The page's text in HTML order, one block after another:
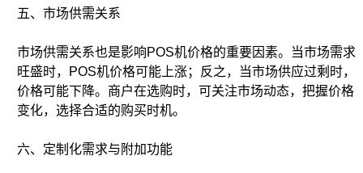
五、市场供需关系
市场供需关系也是影响POS机价格的重要因素。当市场需求
旺盛时，POS机价格可能上涨；反之，当市场供应过剩时，
价格可能下降。商户在选购时，可关注市场动态，把握价格
变化，选择合适的购买时机。
六、定制化需求与附加功能